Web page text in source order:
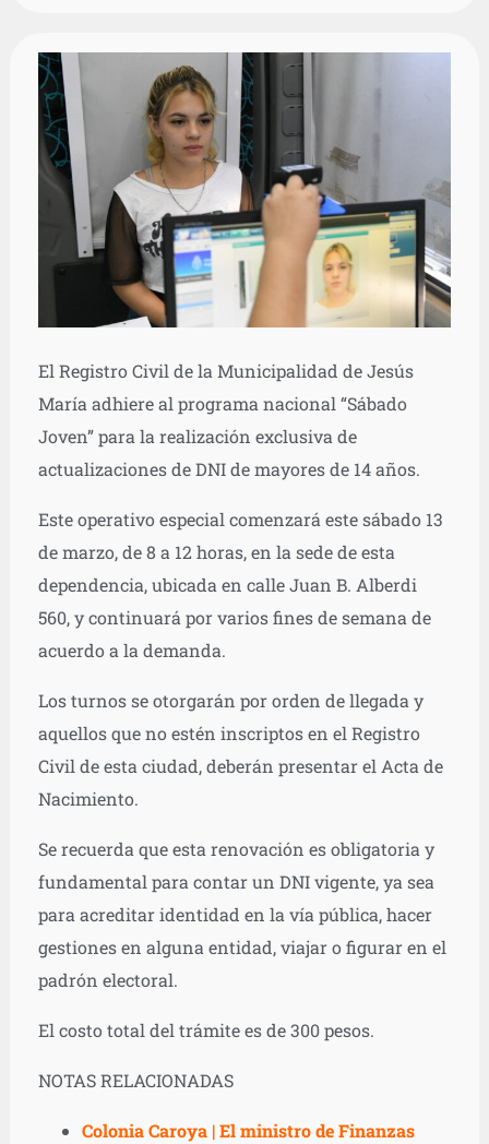
El Registro Civil de la Municipalidad de Jesús
María adhiere al programa nacional “Sábado
Joven” para la realización exclusiva de
actualizaciones de DNI de mayores de 14 años.
Este operativo especial comenzará este sábado 13
de marzo, de 8 a 12 horas, en la sede de esta
dependencia, ubicada en calle Juan B. Alberdi
560, y continuará por varios fines de semana de
acuerdo a la demanda.
Los turnos se otorgarán por orden de llegada y
aquellos que no estén inscriptos en el Registro
Civil de esta ciudad, deberán presentar el Acta de
Nacimiento.
Se recuerda que esta renovación es obligatoria y
fundamental para contar un DNI vigente, ya sea
para acreditar identidad en la vía pública, hacer
gestiones en alguna entidad, viajar o figurar en el
padrón electoral.
El costo total del trámite es de 300 pesos.
NOTAS RELACIONADAS
Colonia Caroya | El ministro de Finanzas